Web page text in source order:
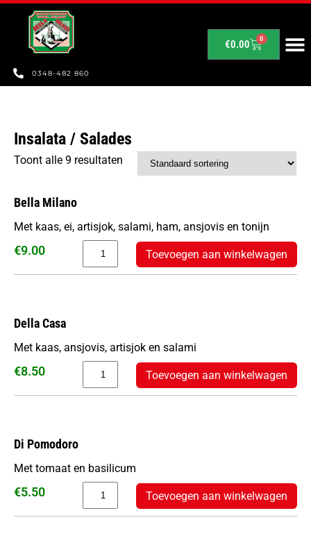
0348-482 860
€0.00 0
Insalata / Salades
Toont alle 9 resultaten
Bella Milano
€9.00 Toevoegen aan winkelwagen
Met kaas, ei, artisjok, salami, ham, ansjovis en tonijn
Della Casa
€8.50 Toevoegen aan winkelwagen
Met kaas, ansjovis, artisjok en salami
Di Pomodoro
€5.50 Toevoegen aan winkelwagen
Met tomaat en basilicum